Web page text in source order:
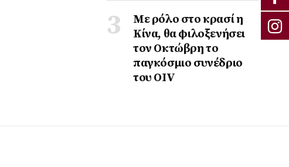
Με ρόλο στο κρασί η
Κίνα, θα φιλοξενήσει
τον Οκτώβρη το
παγκόσμιο συνέδριο
του ΟΙV